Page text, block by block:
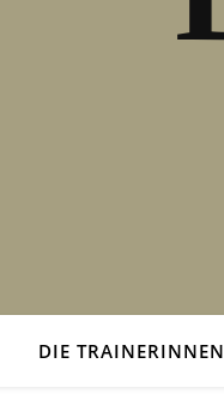
DIE TRAINERINNEN